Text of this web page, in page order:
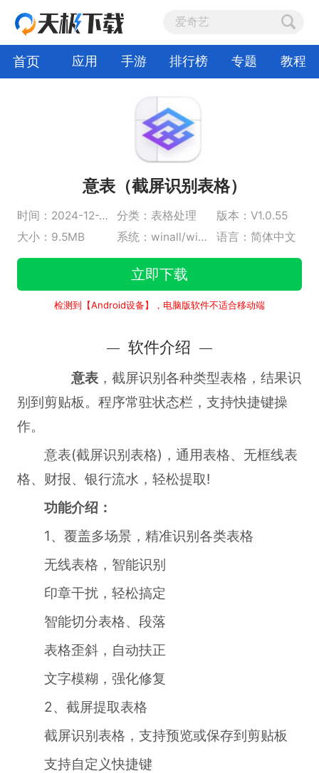
首页 应用 手游 排行榜 专题 教程
意表（截屏识别表格）
时间：2024-12-23 分类：表格处理
版本：V1.0.55
大小：9.5MB
系统：winall/win7/win10/win11 语言：简体中文
立即下载
检测到【Android设备】，电脑版软件不适合移动端
软件介绍
意表，截屏识别各种类型表格，结果识
别到剪贴板。程序常驻状态栏，支持快捷键操
作。
意表(截屏识别表格)，通用表格、无框线表
格、财报、银行流水，轻松提取!
功能介绍：
1、覆盖多场景，精准识别各类表格
无线表格，智能识别
印章干扰，轻松搞定
智能切分表格、段落
表格歪斜，自动扶正
文字模糊，强化修复
2、截屏提取表格
截屏识别表格，支持预览或保存到剪贴板
支持自定义快捷键